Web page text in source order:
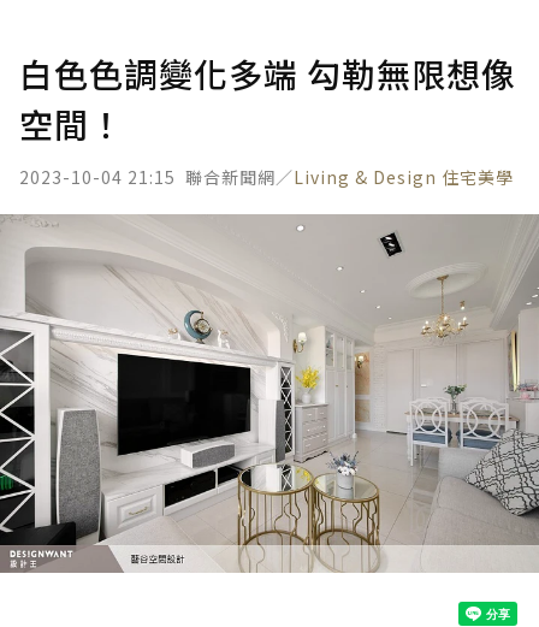
白色色調變化多端 勾勒無限想像
空間！
2023-10-04 21:15 聯合新聞網／Living & Design 住宅美學